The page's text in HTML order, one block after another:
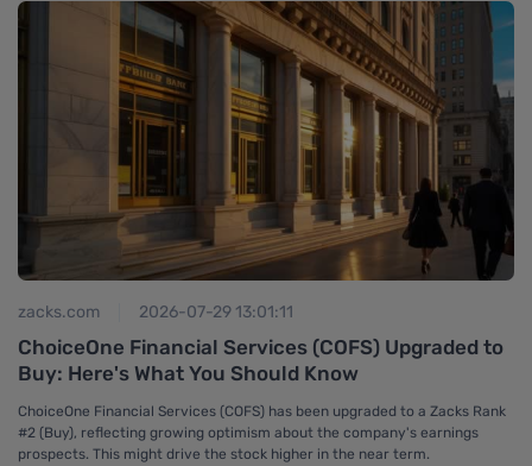
zacks.com 2026-07-29 13:01:11
ChoiceOne Financial Services (COFS) Upgraded to
Buy: Here's What You Should Know
ChoiceOne Financial Services (COFS) has been upgraded to a Zacks Rank
#2 (Buy), reflecting growing optimism about the company's earnings
prospects. This might drive the stock higher in the near term.